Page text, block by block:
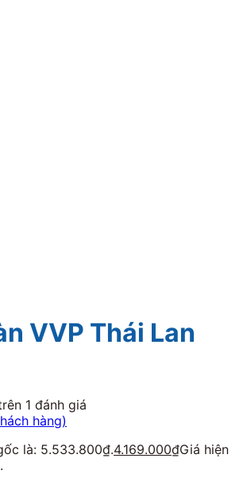
VVP Thái Lan
1 đánh giá
hàng)
là: 5.533.800₫.4.169.000₫Giá hiện